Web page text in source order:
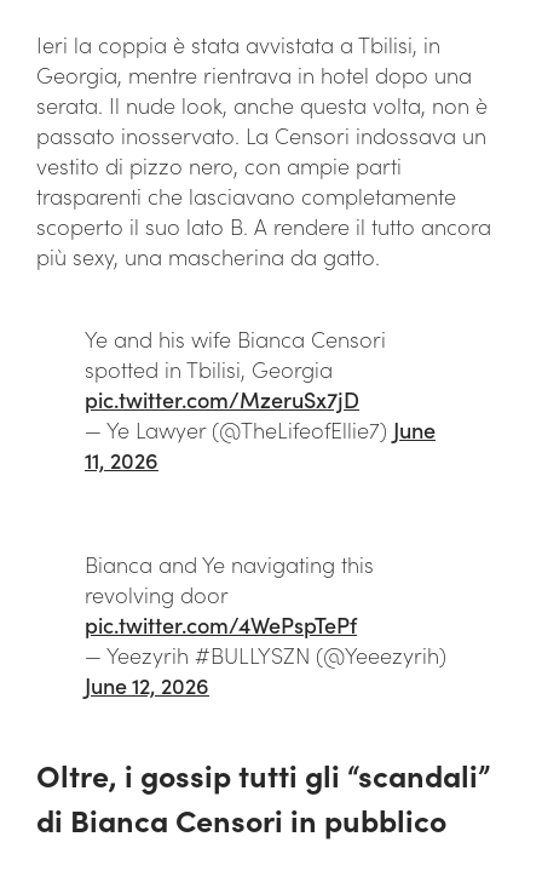
Ieri la coppia è stata avvistata a Tbilisi, in
Georgia, mentre rientrava in hotel dopo una
serata. Il nude look, anche questa volta, non è
passato inosservato. La Censori indossava un
vestito di pizzo nero, con ampie parti
trasparenti che lasciavano completamente
scoperto il suo lato B. A rendere il tutto ancora
più sexy, una mascherina da gatto.
Ye and his wife Bianca Censori
spotted in Tbilisi, Georgia
pic.twitter.com/MzeruSx7jD
— Ye Lawyer (@TheLifeofEllie7) June
11, 2026
Bianca and Ye navigating this
revolving door
pic.twitter.com/4WePspTePf
— Yeezyrih #BULLYSZN (@Yeeezyrih)
June 12, 2026
Oltre, i gossip tutti gli “scandali”
di Bianca Censori in pubblico